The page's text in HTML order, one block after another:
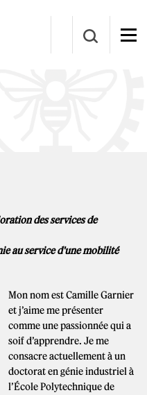
des services de
au service d'une mobilité
Mon nom est Camille Garnier
et j’aime me présenter
comme une passionnée qui a
soif d’apprendre. Je me
consacre actuellement à un
doctorat en génie industriel à
l’École Polytechnique de